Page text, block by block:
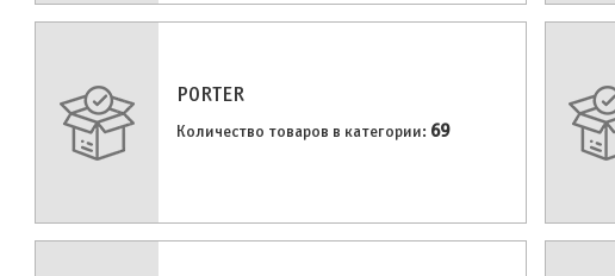
PORTER
Количество товаров в категории: 69